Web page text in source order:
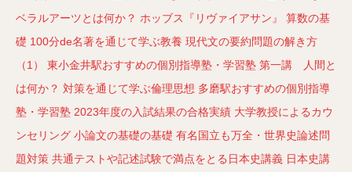
ベラルアーツとは何か？ ホッブス『リヴァイアサン』
算数の基
礎 100分de名著を通じて学ぶ教養 現代文の要約問題の解き方
（1）
東小金井駅おすすめの個別指導塾・学習塾 第一講 人間と
は何か？ 対策を通じて学ぶ倫理思想 多磨駅おすすめの個別指導
塾・学習塾 2023年度の入試結果の合格実績 大学教授によるカウ
ンセリング 小論文の基礎の基礎 有名国立も万全・世界史論述問
題対策 共通テストや記述試験で満点をとる日本史講義 日本史講